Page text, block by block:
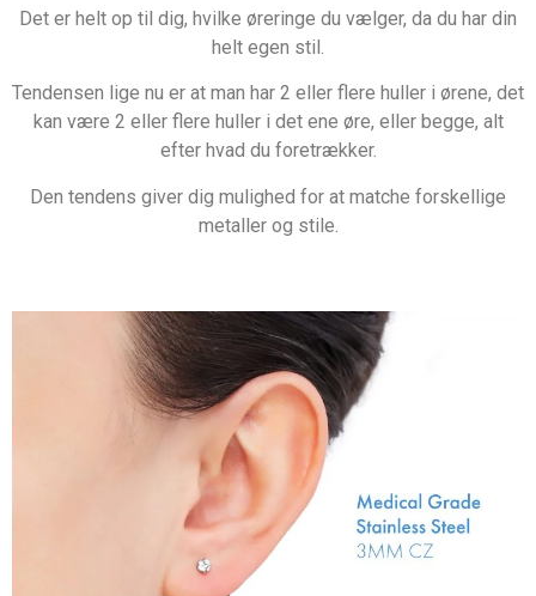
Det er helt op til dig, hvilke øreringe du vælger, da du har din
helt egen stil.
Tendensen lige nu er at man har 2 eller flere huller i ørene, det
kan være 2 eller flere huller i det ene øre, eller begge, alt
efter hvad du foretrækker.
Den tendens giver dig mulighed for at matche forskellige
metaller og stile.